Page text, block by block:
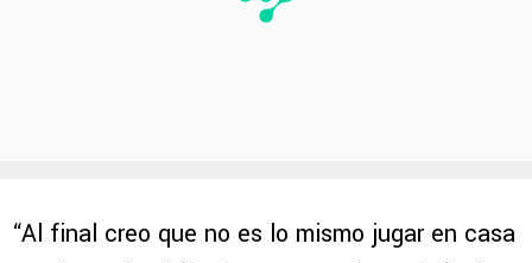
“Al final creo que no es lo mismo jugar en casa